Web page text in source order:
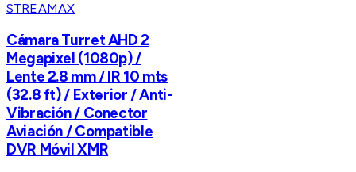
STREAMAX
Cámara Turret AHD 2
Megapixel (1080p) /
Lente 2.8 mm / IR 10 mts
(32.8 ft) / Exterior / Anti-
Vibración / Conector
Aviación / Compatible
DVR Móvil XMR